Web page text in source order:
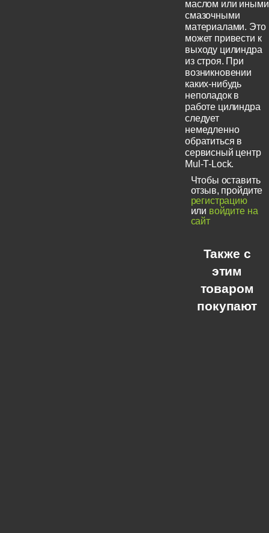
маслом или иными
смазочными
материалами. Это
может привести к
выходу цилиндра
из строя. При
возникновении
каких-нибудь
неполадок в
работе цилиндра
следует
немедленно
обратиться в
сервисный центр
Mul-T-Lock.
Чтобы оставить
отзыв, пройдите
регистрацию
или войдите на
сайт
Также с
этим
товаром
покупают